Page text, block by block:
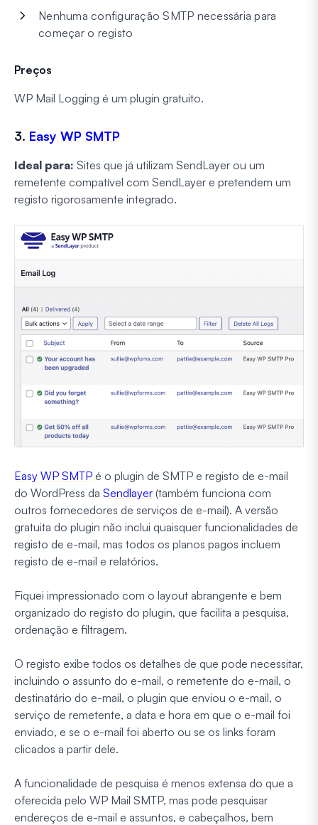
Nenhuma configuração SMTP necessária para
começar o registo
Preços
WP Mail Logging é um plugin gratuito.
3. Easy WP SMTP
Ideal para: Sites que já utilizam SendLayer ou um
remetente compatível com SendLayer e pretendem um
registo rigorosamente integrado.
Easy WP SMTP é o plugin de SMTP e registo de e-mail
do WordPress da Sendlayer (também funciona com
outros fornecedores de serviços de e-mail). A versão
gratuita do plugin não inclui quaisquer funcionalidades de
registo de e-mail, mas todos os planos pagos incluem
registo de e-mail e relatórios.
Fiquei impressionado com o layout abrangente e bem
organizado do registo do plugin, que facilita a pesquisa,
ordenação e filtragem.
O registo exibe todos os detalhes de que pode necessitar,
incluindo o assunto do e-mail, o remetente do e-mail, o
destinatário do e-mail, o plugin que enviou o e-mail, o
serviço de remetente, a data e hora em que o e-mail foi
enviado, e se o e-mail foi aberto ou se os links foram
clicados a partir dele.
A funcionalidade de pesquisa é menos extensa do que a
oferecida pelo WP Mail SMTP, mas pode pesquisar
endereços de e-mail e assuntos, e cabeçalhos, bem